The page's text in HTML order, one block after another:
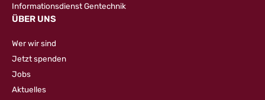
Informationsdienst Gentechnik
ÜBER UNS
Wer wir sind
Jetzt spenden
Jobs
Aktuelles